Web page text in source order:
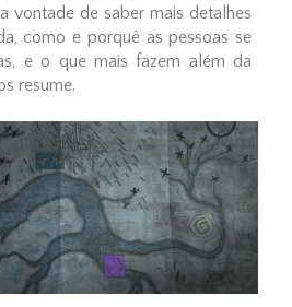
vontade de saber mais detalhes
como e porquê as pessoas se
e o que mais fazem além da
resume.